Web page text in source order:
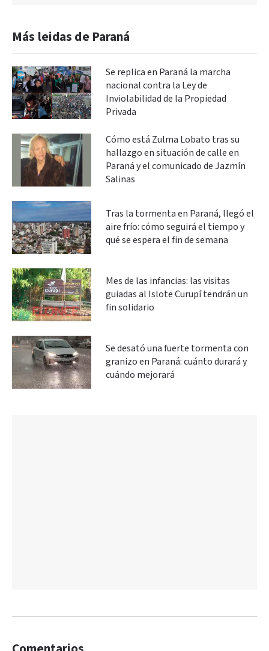
Más leidas de Paraná
Se replica en Paraná la marcha
nacional contra la Ley de
Inviolabilidad de la Propiedad
Privada
Cómo está Zulma Lobato tras su
hallazgo en situación de calle en
Paraná y el comunicado de Jazmín
Salinas
Tras la tormenta en Paraná, llegó el
aire frío: cómo seguirá el tiempo y
qué se espera el fin de semana
Mes de las infancias: las visitas
guiadas al Islote Curupí tendrán un
fin solidario
Se desató una fuerte tormenta con
granizo en Paraná: cuánto durará y
cuándo mejorará